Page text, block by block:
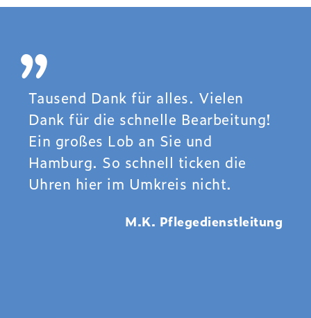
„
Tausend Dank für alles. Vielen
Dank für die schnelle Bearbeitung!
Ein großes Lob an Sie und
Hamburg. So schnell ticken die
Uhren hier im Umkreis nicht.
M.K. Pflegedienstleitung